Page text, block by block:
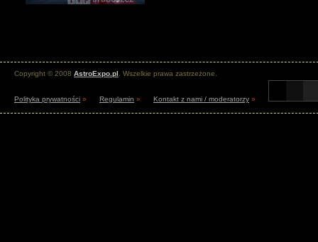
Copyright © 2008 AstroExpo.pl . Wszelkie prawa zastrzeżone.
Polityka prywatności » Regulamin » Kontakt z nami / moderatorzy »